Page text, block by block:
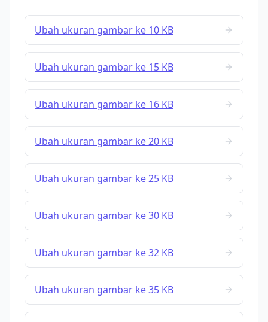
Ubah ukuran gambar ke 10 KB
Ubah ukuran gambar ke 15 KB
Ubah ukuran gambar ke 16 KB
Ubah ukuran gambar ke 20 KB
Ubah ukuran gambar ke 25 KB
Ubah ukuran gambar ke 30 KB
Ubah ukuran gambar ke 32 KB
Ubah ukuran gambar ke 35 KB